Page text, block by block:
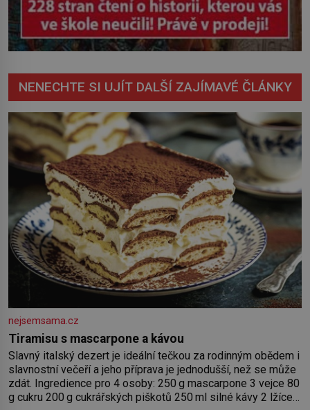
NENECHTE SI UJÍT DALŠÍ ZAJÍMAVÉ ČLÁNKY
nejsemsama.cz
Tiramisu s mascarpone a kávou
Slavný italský dezert je ideální tečkou za rodinným obědem i
slavnostní večeří a jeho příprava je jednodušší, než se může
zdát. Ingredience pro 4 osoby: 250 g mascarpone 3 vejce 80
g cukru 200 g cukrářských piškotů 250 ml silné kávy 2 lžíce